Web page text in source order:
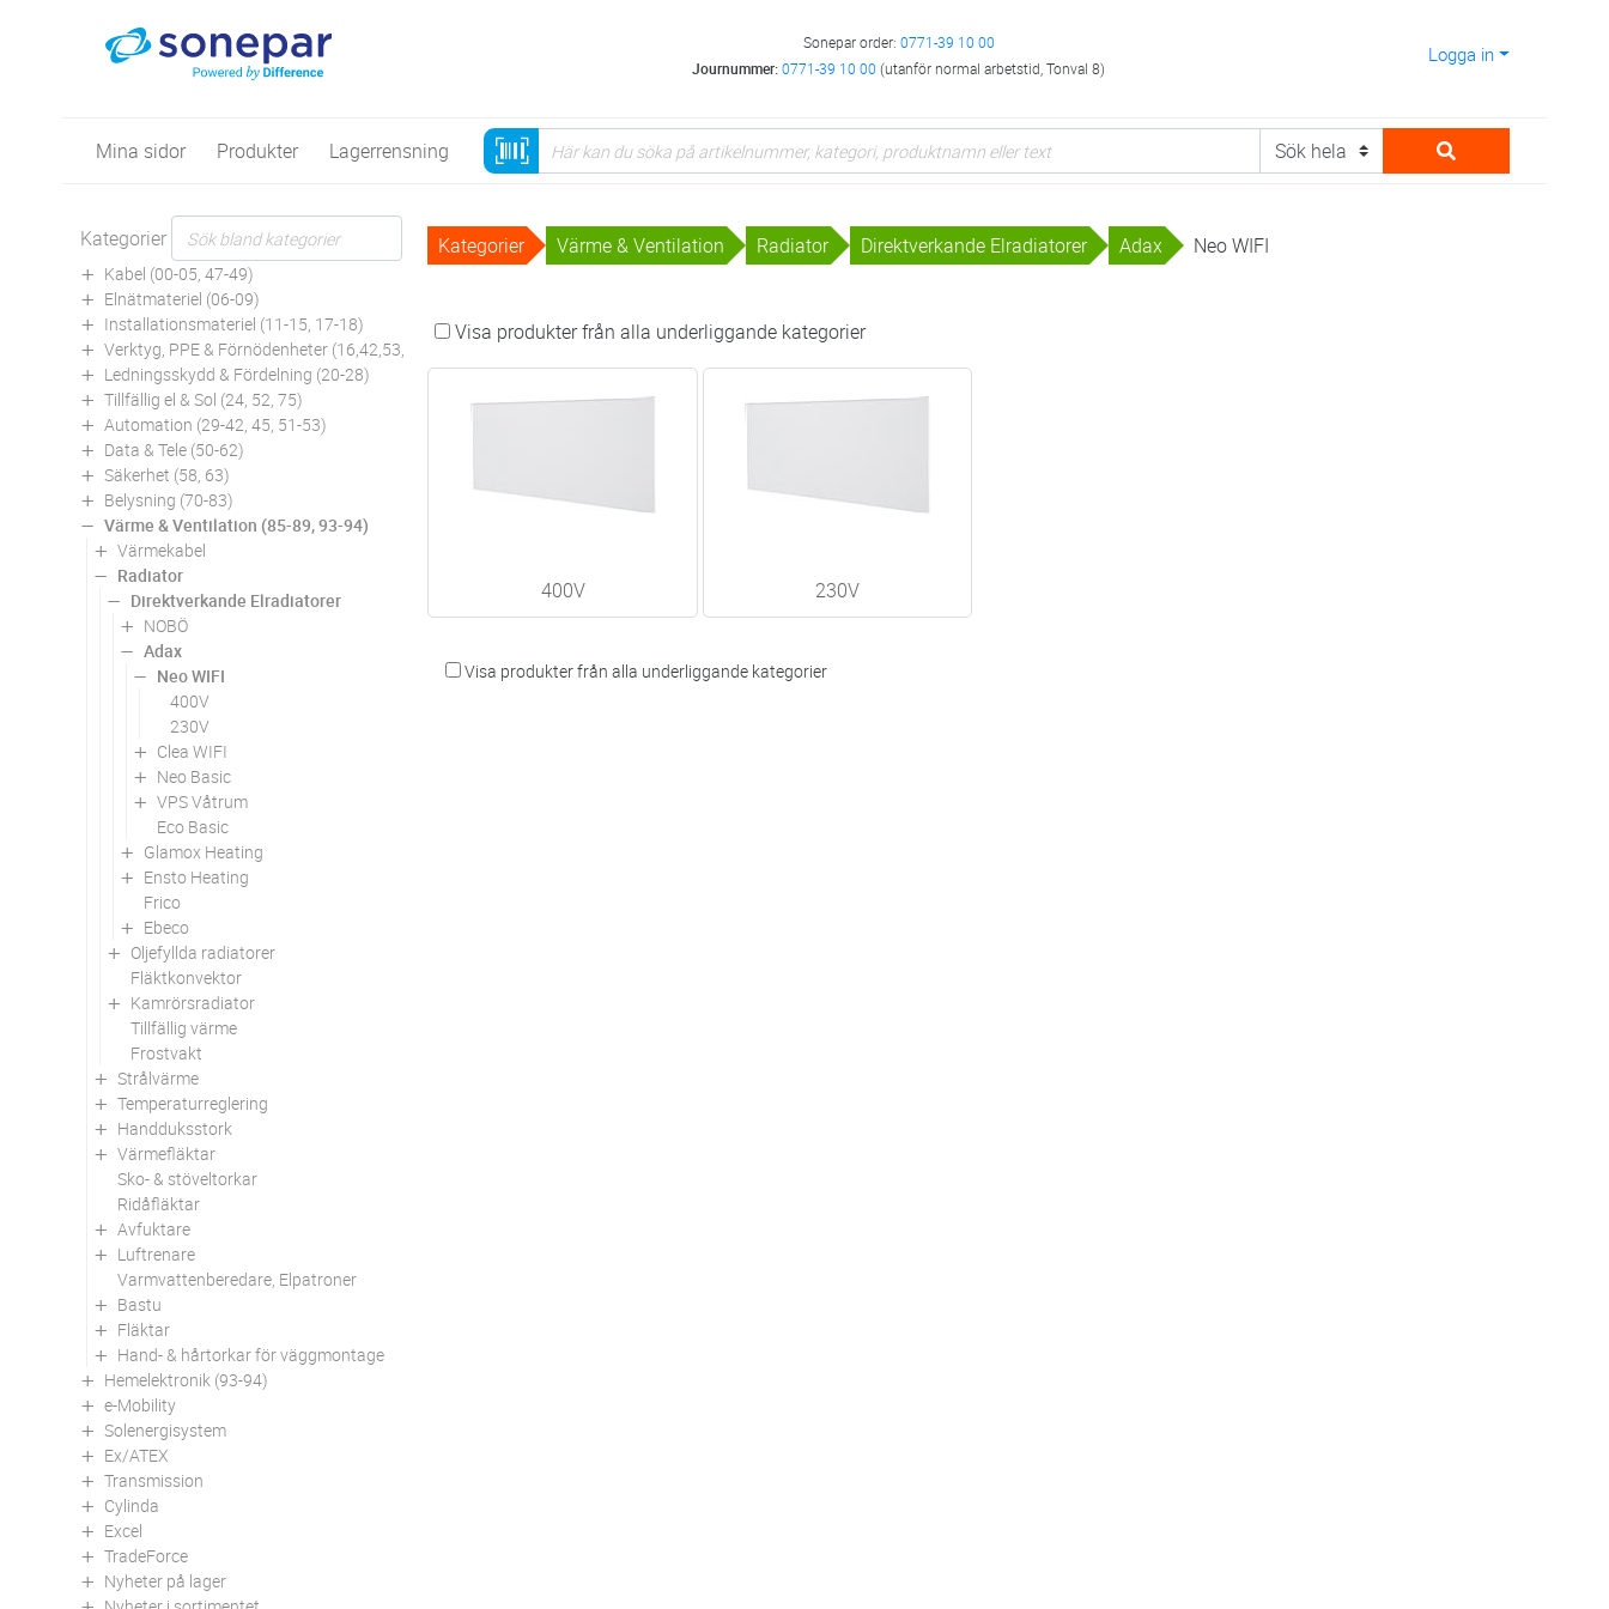
Sonepar order: 0771-39 10 00
Journummer:0771-39 10 00 (utanför normal arbetstid, Tonval 8)
Logga in
Mina sidor Produkter Lagerrensning
Kategorier
Kabel (00-05, 47-49)
Elnätmateriel (06-09)
Installationsmateriel (11-15, 17-18)
Verktyg, PPE & Förnödenheter (16,42,53,94)
Ledningsskydd & Fördelning (20-28)
Tillfällig el & Sol (24, 52, 75)
Automation (29-42, 45, 51-53)
Data & Tele (50-62)
Säkerhet (58, 63)
Belysning (70-83)
Värme & Ventilation (85-89, 93-94)
Värmekabel
Radiator
Direktverkande Elradiatorer
NOBÖ
Adax
Neo WIFI
400V
230V
Clea WIFI
Neo Basic
VPS Våtrum
Eco Basic
Glamox Heating
Ensto Heating
Frico
Ebeco
Oljefyllda radiatorer
Fläktkonvektor
Kamrörsradiator
Tillfällig värme
Frostvakt
Strålvärme
Temperaturreglering
Handduksstork
Värmefläktar
Sko- & stöveltorkar
Ridåfläktar
Avfuktare
Luftrenare
Varmvattenberedare, Elpatroner
Bastu
Fläktar
Hand- & hårtorkar för väggmontage
Hemelektronik (93-94)
e-Mobility
Solenergisystem
Ex/ATEX
Transmission
Cylinda
Excel
TradeForce
Nyheter på lager
Kategorier Värme & Ventilation Radiator Direktverkande Elradiatorer Adax Neo WIFI
Visa produkter från alla underliggande kategorier
400V 230V
Visa produkter från alla underliggande kategorier